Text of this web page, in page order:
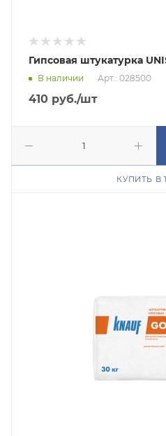
Гипсовая штукатурка
В наличии Арт.: 028500
410 руб./шт
КУПИТЬ В